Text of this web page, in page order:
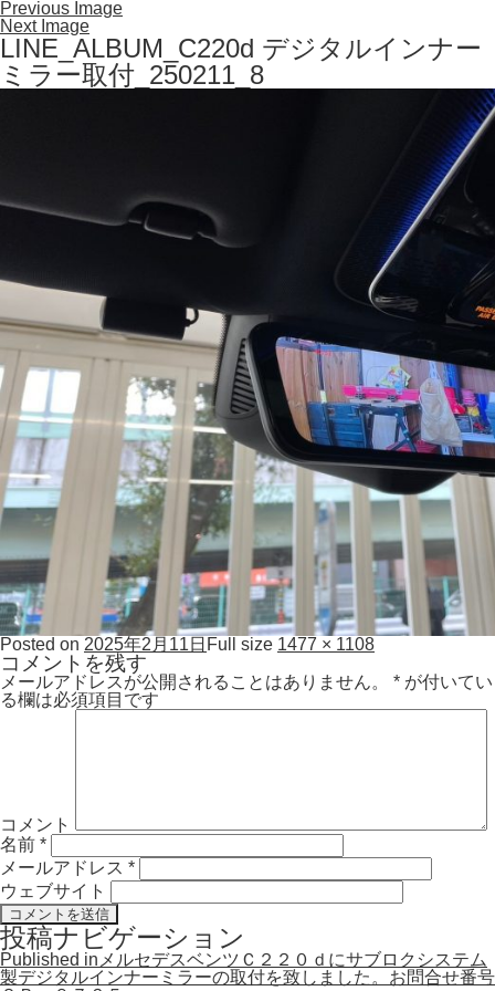
Previous Image
Next Image
LINE_ALBUM_C220d デジタルインナー
ミラー取付_250211_8
Posted on 2025年2月11日 Full size 1477 × 1108
コメントを残す
メールアドレスが公開されることはありません。 * が付いてい
る欄は必須項目です
コメント
名前 *
メールアドレス *
ウェブサイト
投稿ナビゲーション
Published in メルセデスベンツＣ２２０ｄにサブロクシステム
製デジタルインナーミラーの取付を致しました。お問合せ番号